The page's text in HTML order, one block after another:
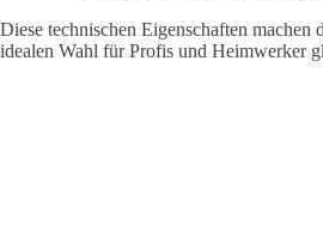
Diese technischen Eigenschaften machen
idealen Wahl für Profis und Heimwerker